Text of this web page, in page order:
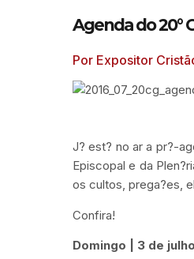
Agenda do 20°
Por Expositor
J? est? no ar a pr?-
Episcopal e da
os cultos, prega?es,
Confira!
Domingo | 3 de julho